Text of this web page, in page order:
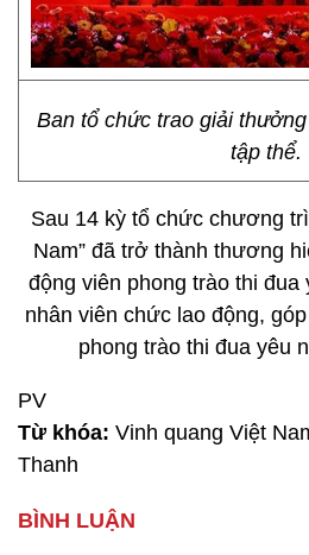
Ban tổ chức trao giải
tập thể.
Sau 14 kỳ tổ chức chương
Nam” đã trở thành thương
động viên phong trào thi
nhân viên chức lao động,
phong trào thi đua yêu
PV
Từ khóa: Vinh quang Việt
Thanh